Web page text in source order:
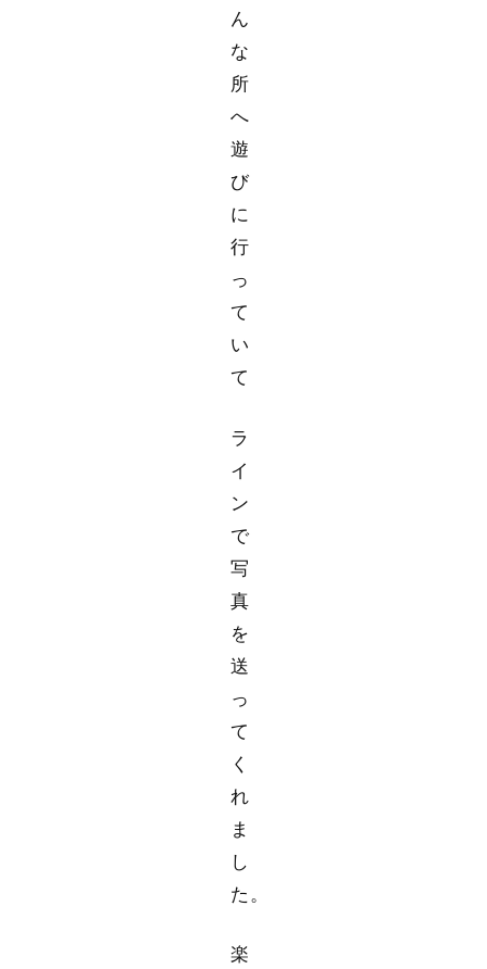
ん
な
所
へ
遊
び
に
行
っ
て
い
て
ラ
イ
ン
で
写
真
を
送
っ
て
く
れ
ま
し
た。
楽